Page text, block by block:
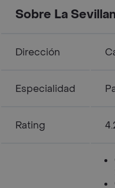
Sobre La
Dirección
Especialidad
Rating